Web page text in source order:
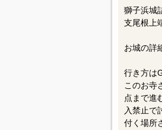
獅子浜城
支尾根上
お城の詳
行き方は
このお寺
点まで進
入禁止で
付く場所